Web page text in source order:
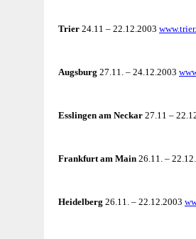
Trier 24.11 – 22.12.2003
Augsburg 27.11. – 24.12.2003
Esslingen am Neckar 27.11 – 22.
Frankfurt am Main 26.11. –
Heidelberg 26.11. – 22.12.2003